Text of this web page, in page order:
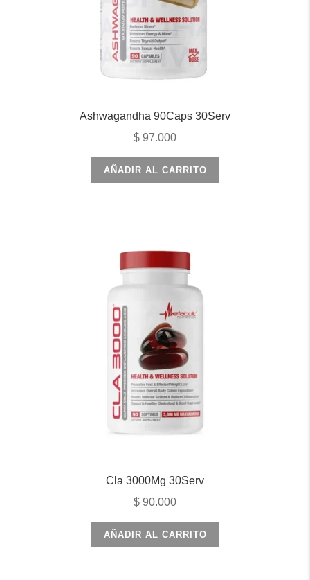
Ashwagandha 90Caps 30Serv
$ 97.000
AÑADIR AL CARRITO
Cla 3000Mg 30Serv
$ 90.000
AÑADIR AL CARRITO